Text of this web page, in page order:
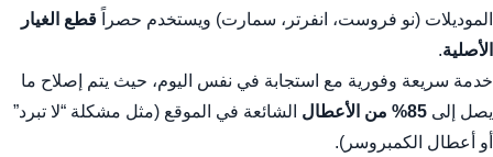
الموديلات (نو فروست، انفرتر، سمارت) ويستخدم حصراً قطع الغيار
الأصلية.
خدمة سريعة وفورية مع استجابة في نفس اليوم، حيث يتم إصلاح ما
يصل إلى 85% من الأعطال
الشائعة في الموقع (مثل مشكلة “لا تبرد”
أو أعطال الكمبروسر).